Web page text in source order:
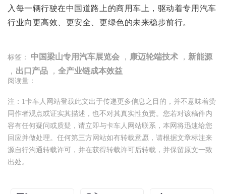
入每一辆行驶在中国道路上的商用车上，驱动着专用汽车
行业向更高效、更安全、更绿色的未来稳步前行。
标签： 中国梁山专用汽车展览会 ， 康迈轮端技术 ， 新能源
， 出口产品 ， 全产业链成本效益
阅读量：
注：1卡车人网站登载此文出于传递更多信息之目的，并不意味着赞
同作者观点或证实其描述，也不对其真实性负责。您若对该稿件内
容有任何疑问或质疑，请立即与卡车人网站联系，本网将迅速给您
回应并做处理。任何第三方网站如有转载意愿，请根据文章标注来
源自行沟通转载许可，并在获得转载许可后转载，并保留原文一致
出处。